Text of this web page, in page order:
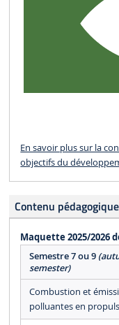
En savoir plus sur la
objectifs du
Contenu pédagogique
Maquette 2025/2026
Semestre 7 ou 9
semester)
Combustion et
polluantes en